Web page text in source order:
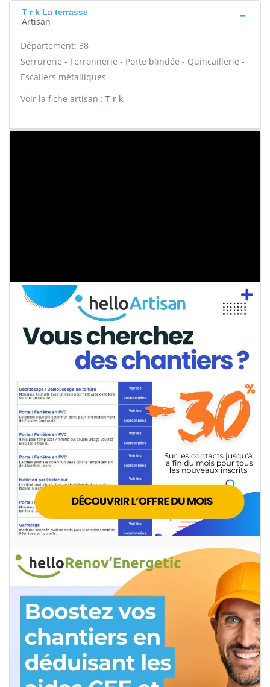
T r k La terrasse
Artisan
Département: 38
Serrurerie - Ferronnerie - Porte blindée - Quincaillerie -
Escaliers métalliques -
Voir la fiche artisan : T r k